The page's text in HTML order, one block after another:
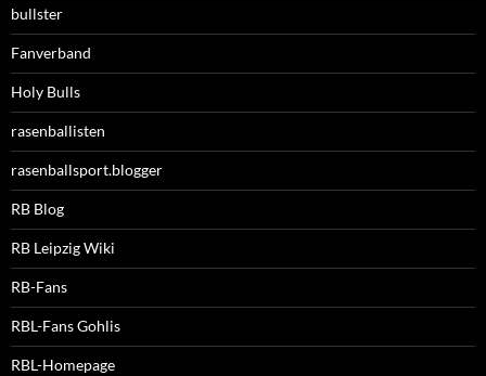
bullster
Fanverband
Holy Bulls
rasenballisten
rasenballsport.blogger
RB Blog
RB Leipzig Wiki
RB-Fans
RBL-Fans Gohlis
RBL-Homepage